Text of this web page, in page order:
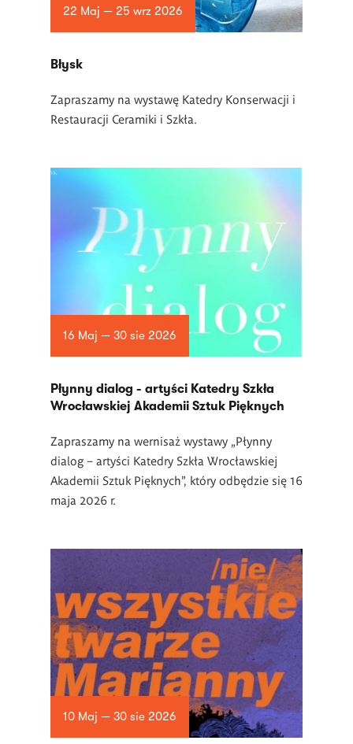
22 Maj — 25 wrz 2026
Błysk
Zapraszamy na wystawę Katedry Konserwacji i
Restauracji Ceramiki i Szkła.
16 Maj — 30 sie 2026
Płynny dialog - artyści Katedry Szkła
Wrocławskiej Akademii Sztuk Pięknych
Zapraszamy na wernisaż wystawy „Płynny
dialog – artyści Katedry Szkła Wrocławskiej
Akademii Sztuk Pięknych”, który odbędzie się 16
maja 2026 r.
10 Maj — 30 sie 2026